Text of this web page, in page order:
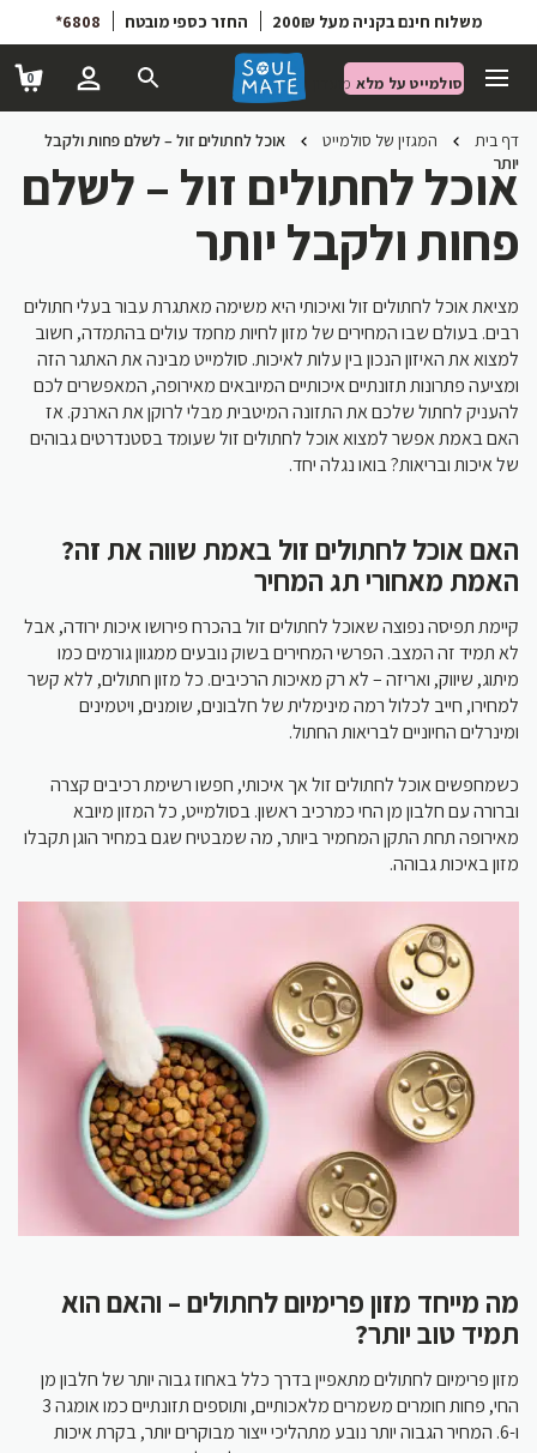
משלוח חינם בקניה מעל 200₪ החזר כספי מובטח 6808*
סולמייט על מלא מועדון הטבות 0
דף בית המגזין של סולמייט
אוכל לחתולים זול – לשלם פחות ולקבל
יותר
אוכל לחתולים זול – לשלם
פחות ולקבל יותר
מציאת אוכל לחתולים זול ואיכותי היא משימה מאתגרת עבור בעלי חתולים
רבים. בעולם שבו המחירים של מזון לחיות מחמד עולים בהתמדה, חשוב
למצוא את האיזון הנכון בין עלות לאיכות. סולמייט מבינה את האתגר הזה
ומציעה פתרונות תזונתיים איכותיים המיובאים מאירופה, המאפשרים לכם
להעניק לחתול שלכם את התזונה המיטבית מבלי לרוקן את הארנק. אז
האם באמת אפשר למצוא אוכל לחתולים זול שעומד בסטנדרטים גבוהים
של איכות ובריאות? בואו נגלה יחד.
האם אוכל לחתולים זול באמת שווה את זה?
האמת מאחורי תג המחיר
קיימת תפיסה נפוצה שאוכל לחתולים זול בהכרח פירושו איכות ירודה, אבל
לא תמיד זה המצב. הפרשי המחירים בשוק נובעים ממגוון גורמים כמו
מיתוג, שיווק, ואריזה – לא רק מאיכות הרכיבים. כל מזון חתולים, ללא קשר
למחירו, חייב לכלול רמה מינימלית של חלבונים, שומנים, ויטמינים
ומינרלים החיוניים לבריאות החתול.
כשמחפשים אוכל לחתולים זול אך איכותי, חפשו רשימת רכיבים קצרה
וברורה עם חלבון מן החי כמרכיב ראשון. בסולמייט, כל המזון מיובא
מאירופה תחת התקן המחמיר ביותר, מה שמבטיח שגם במחיר הוגן תקבלו
מזון באיכות גבוהה.
מה מייחד מזון פרימיום לחתולים – והאם הוא
תמיד טוב יותר?
מזון פרימיום לחתולים מתאפיין בדרך כלל באחוז גבוה יותר של חלבון מן
החי, פחות חומרים משמרים מלאכותיים, ותוספים תזונתיים כמו אומגה 3
ו-6. המחיר הגבוה יותר נובע מתהליכי ייצור מבוקרים יותר, בקרת איכות